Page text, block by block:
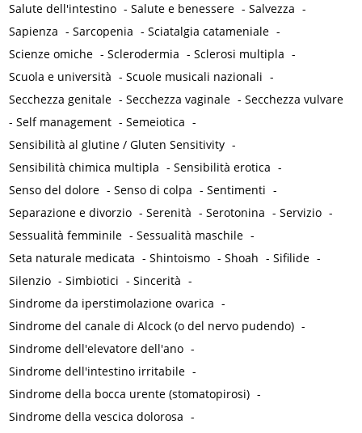
Salute dell'intestino -Salute e benessere -Salvezza -
Sapienza -Sarcopenia -Sciatalgia catameniale -
Scienze omiche -Sclerodermia -Sclerosi multipla -
Scuola e università -Scuole musicali nazionali -
Secchezza genitale -Secchezza vaginale -Secchezza vulvare
-Self management -Semeiotica -
Sensibilità al glutine / Gluten Sensitivity -
Sensibilità chimica multipla -Sensibilità erotica -
Senso del dolore -Senso di colpa -Sentimenti -
Separazione e divorzio -Serenità -Serotonina -Servizio -
Sessualità femminile -Sessualità maschile -
Seta naturale medicata -Shintoismo -Shoah -Sifilide -
Silenzio -Simbiotici -Sincerità -
Sindrome da iperstimolazione ovarica -
Sindrome del canale di Alcock (o del nervo pudendo) -
Sindrome dell'elevatore dell'ano -
Sindrome dell'intestino irritabile -
Sindrome della bocca urente (stomatopirosi) -
Sindrome della vescica dolorosa -